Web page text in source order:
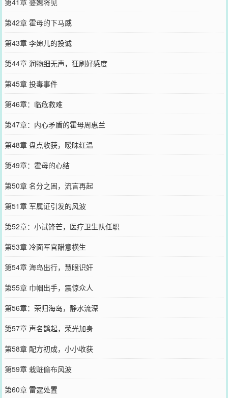
第42章 霍母的下马威
第43章 李婶儿的投诚
第44章 润物细无声，狂刷好感度
第45章 投毒事件
第46章：临危救难
第47章：内心矛盾的霍母周惠兰
第48章 盘点收获，暧昧红温
第49章：霍母的心结
第50章 名分之困，流言再起
第51章 军属证引发的风波
第52章：小试锋芒，医疗卫生队任职
第53章 冷面军官醋意横生
第54章 海岛出行，慧眼识奸
第55章 巾帼出手，震惊众人
第56章：荣归海岛，静水流深
第57章 声名鹊起，荣光加身
第58章 配方初成，小小收获
第59章 栽赃偷布风波
第60章 雷霆处置